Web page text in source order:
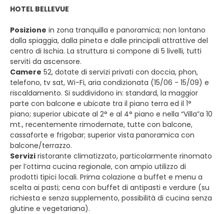
HOTEL BELLEVUE
Posizione in zona tranquilla e panoramica; non lontano
dalla spiaggia, dalla pineta e dalle principali attrattive del
centro di Ischia. La struttura si compone di 5 livelli, tutti
serviti da ascensore.
Camere 52, dotate di servizi privati con doccia, phon,
telefono, tv sat, Wi-Fi, aria condizionata (15/06 - 15/09) e
riscaldamento. Si suddividono in: standard, la maggior
parte con balcone e ubicate tra il piano terra ed il 1°
piano; superior ubicate al 2° e al 4° piano e nella “Villa”a 10
mt., recentemente rimodernate, tutte con balcone,
cassaforte e frigobar; superior vista panoramica con
balcone/terrazzo.
Servizi ristorante climatizzato, particolarmente rinomato
per l’ottima cucina regionale, con ampio utilizzo di
prodotti tipici locali. Prima colazione a buffet e menu a
scelta ai pasti; cena con buffet di antipasti e verdure (su
richiesta e senza supplemento, possibilità di cucina senza
glutine e vegetariana).